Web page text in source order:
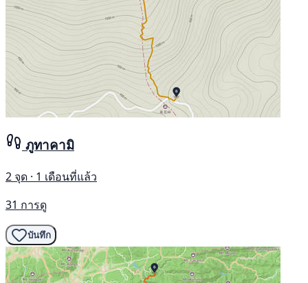
ภูทาคามิ
2 จุด · 1 เดือนที่แล้ว
31 การดู
บันทึก